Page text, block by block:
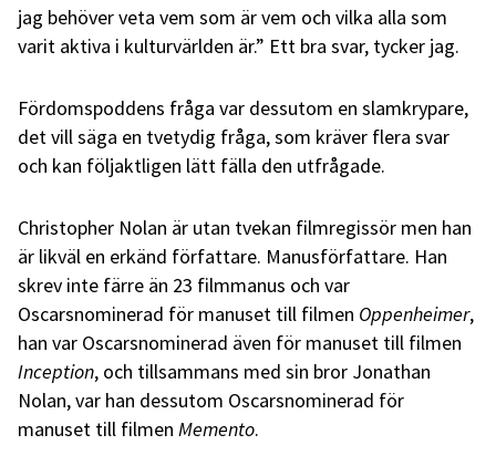
jag behöver veta vem som är vem och vilka alla som
varit aktiva i kulturvärlden är.” Ett bra svar, tycker jag.
Fördomspoddens fråga var dessutom en slamkrypare,
det vill säga en tvetydig fråga, som kräver flera svar
och kan följaktligen lätt fälla den utfrågade.
Christopher Nolan är utan tvekan filmregissör men han
är likväl en erkänd författare. Manusförfattare. Han
skrev inte färre än 23 filmmanus och var
Oscarsnominerad för manuset till filmen Oppenheimer,
han var Oscarsnominerad även för manuset till filmen
Inception, och tillsammans med sin bror Jonathan
Nolan, var han dessutom Oscarsnominerad för
manuset till filmen Memento.